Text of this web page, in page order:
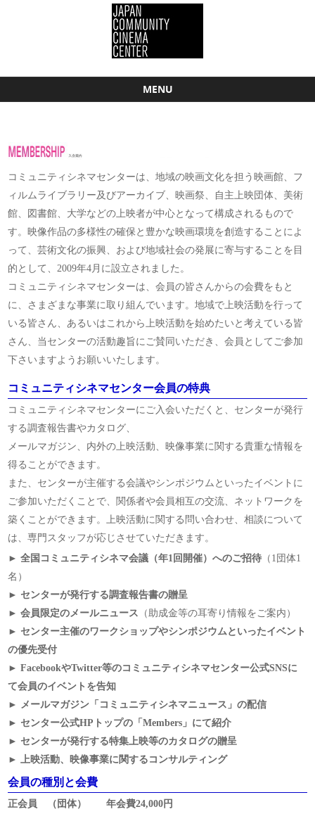
MENU
コミュニティシネマセンターは、地域の映画文化を担う映画館、フ
ィルムライブラリー及びアーカイブ、映画祭、自主上映団体、美術
館、図書館、大学などの上映者が中心となって構成されるもので
す。映像作品の多様性の確保と豊かな映画環境を創造することによ
って、芸術文化の振興、および地域社会の発展に寄与することを目
的として、2009年4月に設立されました。
コミュニティシネマセンターは、会員の皆さんからの会費をもと
に、さまざまな事業に取り組んでいます。地域で上映活動を行って
いる皆さん、あるいはこれから上映活動を始めたいと考えている皆
さん、当センターの活動趣旨にご賛同いただき、会員としてご参加
下さいますようお願いいたします。
コミュニティシネマセンター会員の特典
コミュニティシネマセンターにご入会いただくと、センターが発行
する調査報告書やカタログ、
メールマガジン、内外の上映活動、映像事業に関する貴重な情報を
得ることができます。
また、センターが主催する会議やシンポジウムといったイベントに
ご参加いただくことで、関係者や会員相互の交流、ネットワークを
築くことができます。上映活動に関する問い合わせ、相談について
は、専門スタッフが応じさせていただきます。
► 全国コミュニティシネマ会議（年1回開催）へのご招待 （1団体1
名）
► センターが発行する調査報告書の贈呈
► 会員限定のメールニュース （助成金等の耳寄り情報をご案内）
► センター主催のワークショップやシンポジウムといったイベント
の優先受付
► FacebookやTwitter等のコミュニティシネマセンター公式SNSに
て会員のイベントを告知
► メールマガジン「コミュニティシネマニュース」の配信
► センター公式HPトップの「Members」にて紹介
► センターが発行する特集上映等のカタログの贈呈
► 上映活動、映像事業に関するコンサルティング
会員の種別と会費
正会員 （団体） 年会費24,000円